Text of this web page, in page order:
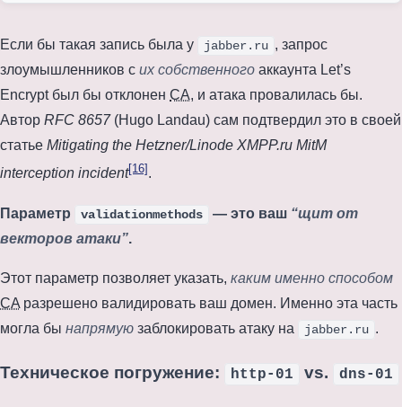
Если бы такая запись была у jabber.ru , запрос
злоумышленников с их собственного аккаунта Let’s
Encrypt был бы отклонен CA, и атака провалилась бы.
Автор RFC 8657(Hugo Landau) сам подтвердил это в своей
статье Mitigating the Hetzner/Linode XMPP.ru MitM
interception incident[16] .
Параметр validationmethods — это ваш “щит от
векторов атаки”.
Этот параметр позволяет указать, каким именно способом
CA разрешено валидировать ваш домен. Именно эта часть
могла бы напрямую заблокировать атаку на jabber.ru .
Техническое погружение: http-01 vs. dns-01